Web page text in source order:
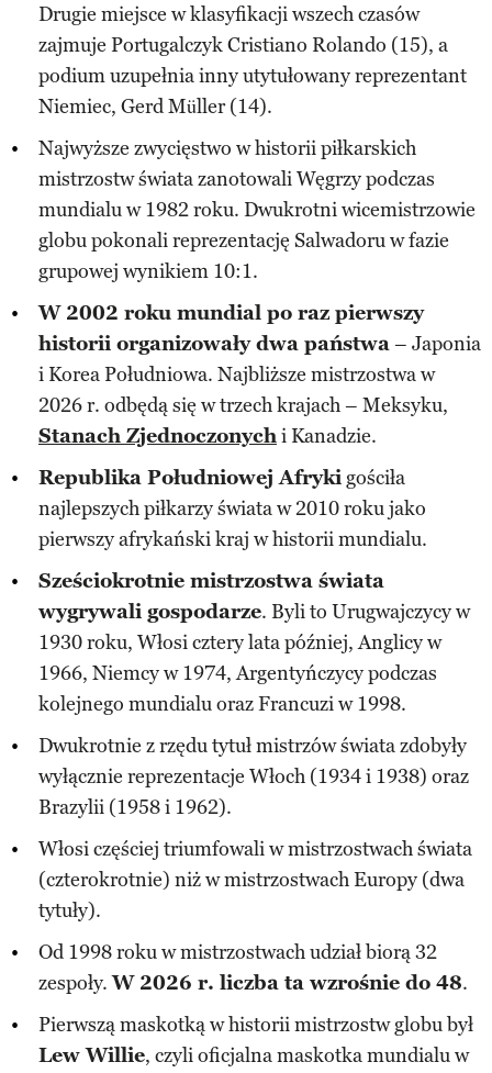
Drugie miejsce w klasyfikacji wszech czasów
zajmuje Portugalczyk Cristiano Rolando (15), a
podium uzupełnia inny utytułowany reprezentant
Niemiec, Gerd Müller (14).
Najwyższe zwycięstwo w historii piłkarskich
mistrzostw świata zanotowali Węgrzy podczas
mundialu w 1982 roku. Dwukrotni wicemistrzowie
globu pokonali reprezentację Salwadoru w fazie
grupowej wynikiem 10:1.
W 2002 roku mundial po raz pierwszy
historii organizowały dwa państwa– Japonia
i Korea Południowa. Najbliższe mistrzostwa w
2026 r. odbędą się w trzech krajach – Meksyku,
Stanach Zjednoczonychi Kanadzie.
Republika Południowej Afrykigościła
najlepszych piłkarzy świata w 2010 roku jako
pierwszy afrykański kraj w historii mundialu.
Sześciokrotnie mistrzostwa świata
wygrywali gospodarze. Byli to Urugwajczycy w
1930 roku, Włosi cztery lata później, Anglicy w
1966, Niemcy w 1974, Argentyńczycy podczas
kolejnego mundialu oraz Francuzi w 1998.
Dwukrotnie z rzędu tytuł mistrzów świata zdobyły
wyłącznie reprezentacje Włoch (1934 i 1938) oraz
Brazylii (1958 i 1962).
Włosi częściej triumfowali w mistrzostwach świata
(czterokrotnie) niż w mistrzostwach Europy (dwa
tytuły).
Od 1998 roku w mistrzostwach udział biorą 32
zespoły.W 2026 r. liczba ta wzrośnie do 48.
Pierwszą maskotką w historii mistrzostw globu był
Lew Willie, czyli oficjalna maskotka mundialu w